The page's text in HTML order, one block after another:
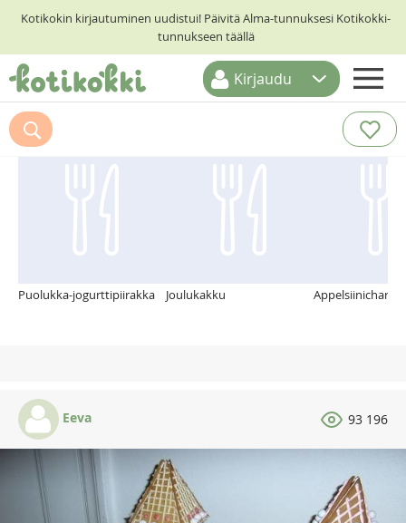
Kotikokin kirjautuminen uudistui! Päivitä Alma-tunnuksesi Kotikokki-
tunnukseen täällä
ETUSIVU
RESEPTIHAKU
Kirjaudu
Suosittelemme myös
Puolukka-jogurttipiirakka Joulukakku
Eeva 93 196